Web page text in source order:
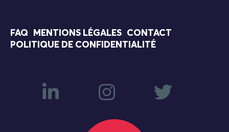
FAQ MENTIONS LÉGALES
CONTACT
POLITIQUE DE CONFIDENTIALITÉ